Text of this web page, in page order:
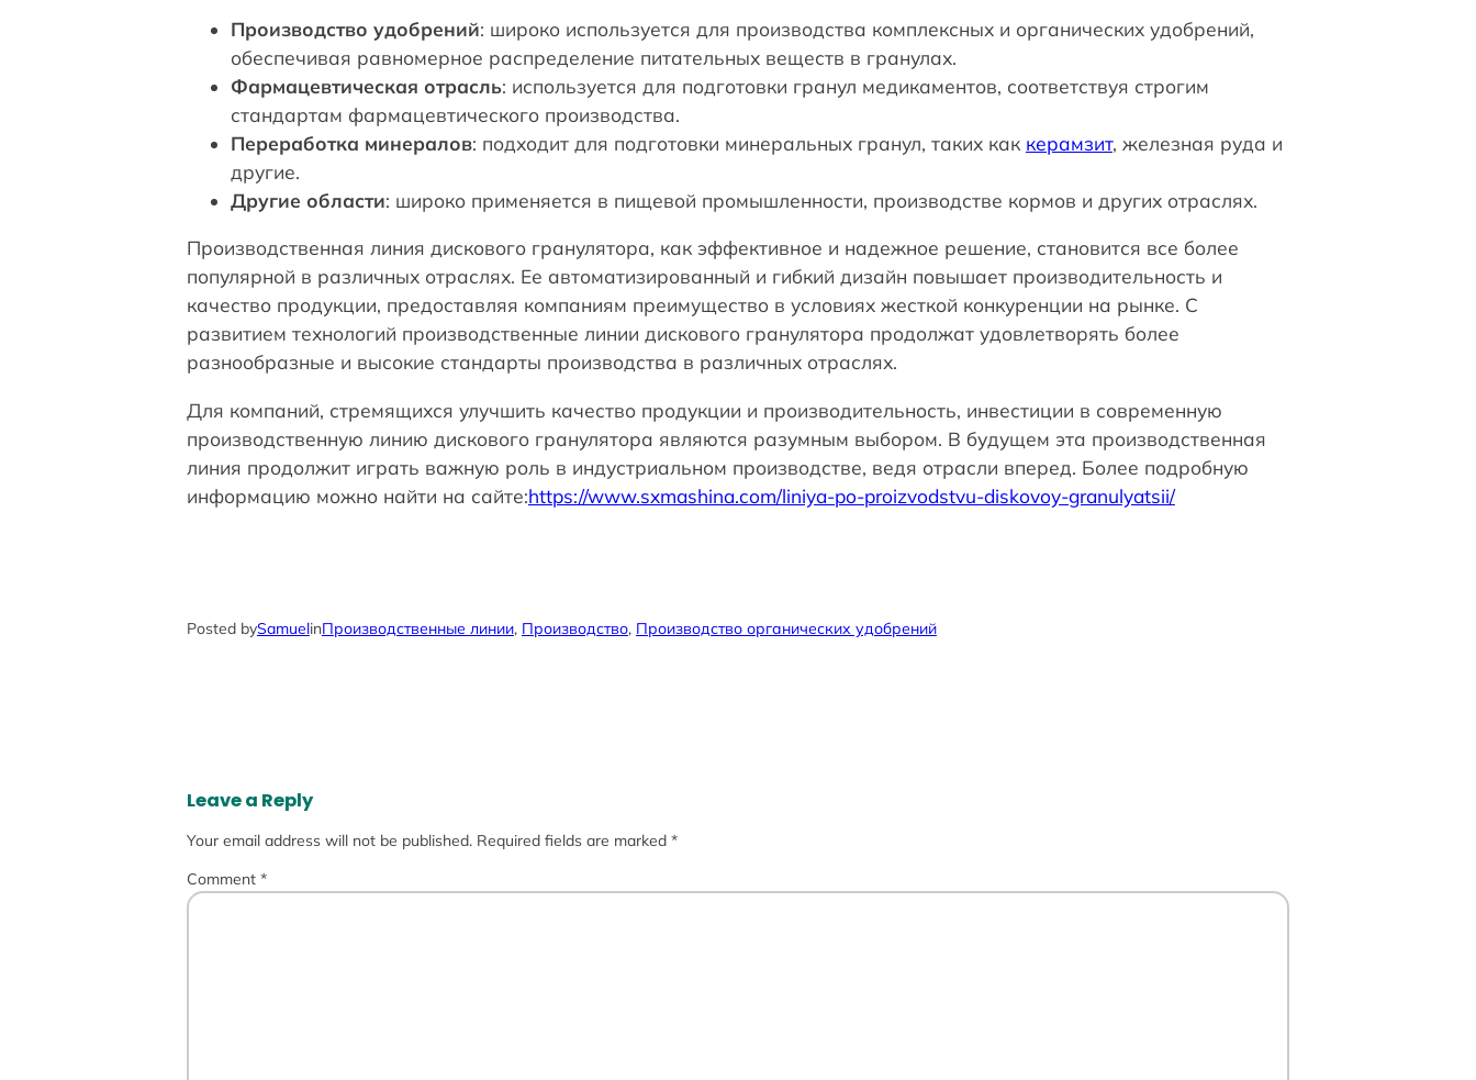
Производство удобрений: широко используется для производства комплексных и органических удобрений,
обеспечивая равномерное распределение питательных веществ в гранулах.
Фармацевтическая отрасль: используется для подготовки гранул медикаментов, соответствуя строгим
стандартам фармацевтического производства.
Переработка минералов: подходит для подготовки минеральных гранул, таких как керамзит, железная руда и
другие.
Другие области: широко применяется в пищевой промышленности, производстве кормов и других отраслях.
Производственная линия дискового гранулятора, как эффективное и надежное решение, становится все более
популярной в различных отраслях. Ее автоматизированный и гибкий дизайн повышает производительность и
качество продукции, предоставляя компаниям преимущество в условиях жесткой конкуренции на рынке. С
развитием технологий производственные линии дискового гранулятора продолжат удовлетворять более
разнообразные и высокие стандарты производства в различных отраслях.
Для компаний, стремящихся улучшить качество продукции и производительность, инвестиции в современную
производственную линию дискового гранулятора являются разумным выбором. В будущем эта производственная
линия продолжит играть важную роль в индустриальном производстве, ведя отрасли вперед. Более подробную
информацию можно найти на сайте:https://www.sxmashina.com/liniya-po-proizvodstvu-diskovoy-granulyatsii/
Posted bySamuelinПроизводственные линии, Производство, Производство органических удобрений
Leave a Reply
Your email address will not be published. Required fields are marked *
Comment *